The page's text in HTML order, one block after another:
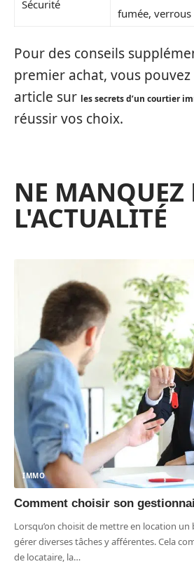
Sécurité
fumée, verrous
Pour des conseils
premier achat, vous
article sur les secrets d’un courtier
réussir vos choix.
NE MANQUEZ
L'ACTUALITÉ
IMMO
Comment choisir son
Lorsqu’on choisit de mettre en location
gérer diverses tâches y afférentes. Cela
de locataire, la…